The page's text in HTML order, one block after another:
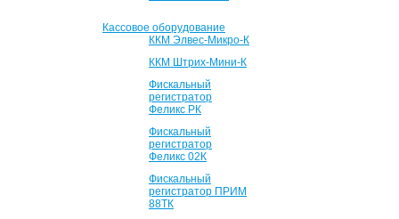
Кассовое оборудование
ККМ Элвес-Микро-К
ККМ Штрих-Мини-К
Фискальный
регистратор
Феликс РК
Фискальный
регистратор
Феликс 02К
Фискальный
регистратор ПРИМ
88ТК